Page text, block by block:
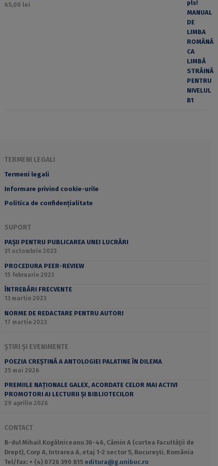
65,00 lei
TERMENI LEGALI
Termeni legali
Informare privind cookie-urile
Politica de confidențialitate
SUPORT
PAȘII PENTRU PUBLICAREA UNEI LUCRĂRI
31 octombrie 2023
PROCEDURA PEER-REVIEW
15 februarie 2023
ÎNTREBĂRI FRECVENTE
13 martie 2023
NORME DE REDACTARE PENTRU AUTORI
17 martie 2023
ȘTIRI ȘI EVENIMENTE
POEZIA CREȘTINĂ A ANTOLOGIEI PALATINE ÎN DILEMA
25 mai 2026
PREMIILE NAȚIONALE GALEX, ACORDATE CELOR MAI ACTIVI
PROMOTORI AI LECTURII ȘI BIBLIOTECILOR
29 aprilie 2026
CONTACT
B-dul Mihail Kogălniceanu 36-46, Cămin A (curtea Facultății de
Drept), Corp A, Intrarea A, etaj 1-2 sector 5, București, România
Tel/Fax: + (4) 0726 390 815 editura@g.unibuc.ro